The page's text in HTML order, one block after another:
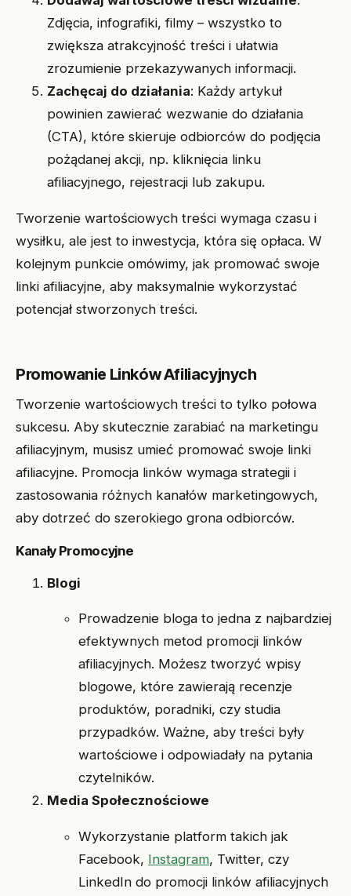
Zdjęcia, infografiki, filmy – wszystko to
zwiększa atrakcyjność treści i ułatwia
zrozumienie przekazywanych informacji.
Zachęcaj do działania: Każdy artykuł
powinien zawierać wezwanie do działania
(CTA), które skieruje odbiorców do podjęcia
pożądanej akcji, np. kliknięcia linku
afiliacyjnego, rejestracji lub zakupu.
Tworzenie wartościowych treści wymaga czasu i
wysiłku, ale jest to inwestycja, która się opłaca. W
kolejnym punkcie omówimy, jak promować swoje
linki afiliacyjne, aby maksymalnie wykorzystać
potencjał stworzonych treści.
Promowanie Linków Afiliacyjnych
Tworzenie wartościowych treści to tylko połowa
sukcesu. Aby skutecznie zarabiać na marketingu
afiliacyjnym, musisz umieć promować swoje linki
afiliacyjne. Promocja linków wymaga strategii i
zastosowania różnych kanałów marketingowych,
aby dotrzeć do szerokiego grona odbiorców.
Kanały Promocyjne
Blogi
Prowadzenie bloga to jedna z najbardziej
efektywnych metod promocji linków
afiliacyjnych. Możesz tworzyć wpisy
blogowe, które zawierają recenzje
produktów, poradniki, czy studia
przypadków. Ważne, aby treści były
wartościowe i odpowiadały na pytania
czytelników.
Media Społecznościowe
Wykorzystanie platform takich jak
Facebook, Instagram, Twitter, czy
LinkedIn do promocji linków afiliacyjnych